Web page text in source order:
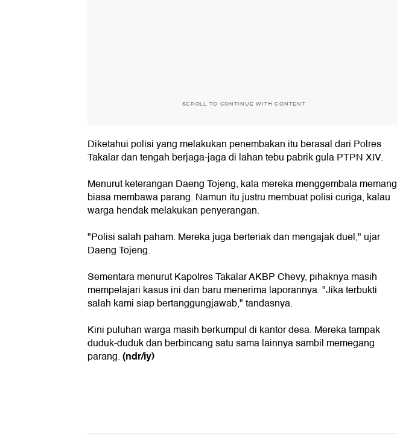
SCROLL TO CONTINUE WITH CONTENT
Diketahui polisi yang melakukan penembakan itu berasal dari Polres
Takalar dan tengah berjaga-jaga di lahan tebu pabrik gula PTPN XIV.
Menurut keterangan Daeng Tojeng, kala mereka menggembala memang
biasa membawa parang. Namun itu justru membuat polisi curiga, kalau
warga hendak melakukan penyerangan.
"Polisi salah paham. Mereka juga berteriak dan mengajak duel," ujar
Daeng Tojeng.
Sementara menurut Kapolres Takalar AKBP Chevy, pihaknya masih
mempelajari kasus ini dan baru menerima laporannya. "Jika terbukti
salah kami siap bertanggungjawab," tandasnya.
Kini puluhan warga masih berkumpul di kantor desa. Mereka tampak
duduk-duduk dan berbincang satu sama lainnya sambil memegang
parang.(ndr/iy)